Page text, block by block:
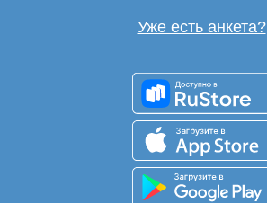
Уже есть анкета?